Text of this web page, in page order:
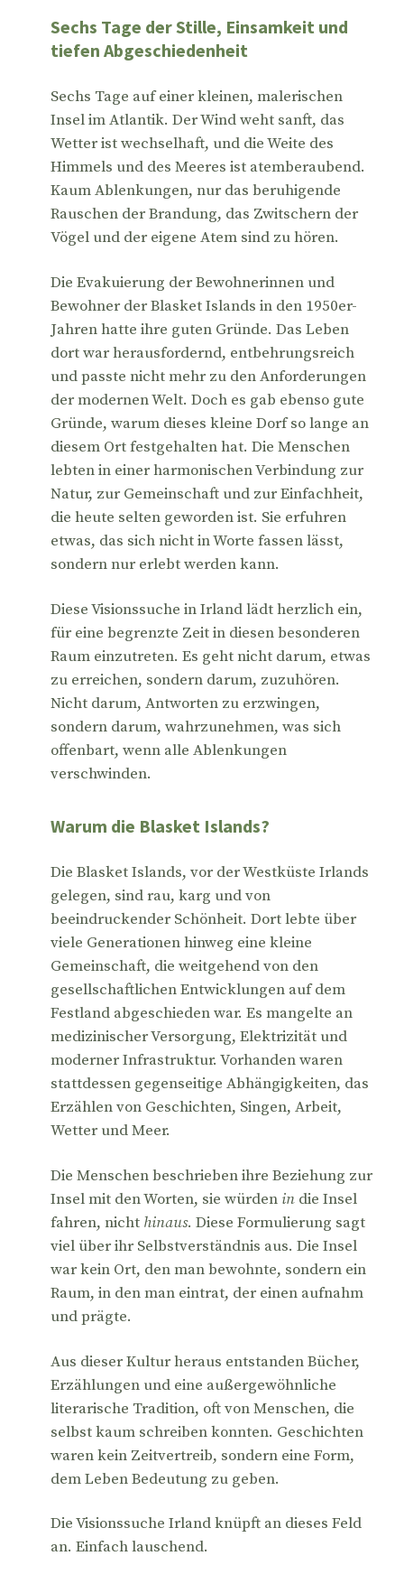
Sechs Tage der Stille, Einsamkeit und
tiefen Abgeschiedenheit
Sechs Tage auf einer kleinen, malerischen
Insel im Atlantik. Der Wind weht sanft, das
Wetter ist wechselhaft, und die Weite des
Himmels und des Meeres ist atemberaubend.
Kaum Ablenkungen, nur das beruhigende
Rauschen der Brandung, das Zwitschern der
Vögel und der eigene Atem sind zu hören.
Die Evakuierung der Bewohnerinnen und
Bewohner der Blasket Islands in den 1950er-
Jahren hatte ihre guten Gründe. Das Leben
dort war herausfordernd, entbehrungsreich
und passte nicht mehr zu den Anforderungen
der modernen Welt. Doch es gab ebenso gute
Gründe, warum dieses kleine Dorf so lange an
diesem Ort festgehalten hat. Die Menschen
lebten in einer harmonischen Verbindung zur
Natur, zur Gemeinschaft und zur Einfachheit,
die heute selten geworden ist. Sie erfuhren
etwas, das sich nicht in Worte fassen lässt,
sondern nur erlebt werden kann.
Diese Visionssuche in Irland lädt herzlich ein,
für eine begrenzte Zeit in diesen besonderen
Raum einzutreten. Es geht nicht darum, etwas
zu erreichen, sondern darum, zuzuhören.
Nicht darum, Antworten zu erzwingen,
sondern darum, wahrzunehmen, was sich
offenbart, wenn alle Ablenkungen
verschwinden.
Warum die Blasket Islands?
Die Blasket Islands, vor der Westküste Irlands
gelegen, sind rau, karg und von
beeindruckender Schönheit. Dort lebte über
viele Generationen hinweg eine kleine
Gemeinschaft, die weitgehend von den
gesellschaftlichen Entwicklungen auf dem
Festland abgeschieden war. Es mangelte an
medizinischer Versorgung, Elektrizität und
moderner Infrastruktur. Vorhanden waren
stattdessen gegenseitige Abhängigkeiten, das
Erzählen von Geschichten, Singen, Arbeit,
Wetter und Meer.
Die Menschen beschrieben ihre Beziehung zur
Insel mit den Worten, sie würden in die Insel
fahren, nicht hinaus. Diese Formulierung sagt
viel über ihr Selbstverständnis aus. Die Insel
war kein Ort, den man bewohnte, sondern ein
Raum, in den man eintrat, der einen aufnahm
und prägte.
Aus dieser Kultur heraus entstanden Bücher,
Erzählungen und eine außergewöhnliche
literarische Tradition, oft von Menschen, die
selbst kaum schreiben konnten. Geschichten
waren kein Zeitvertreib, sondern eine Form,
dem Leben Bedeutung zu geben.
Die Visionssuche Irland knüpft an dieses Feld
an. Einfach lauschend.